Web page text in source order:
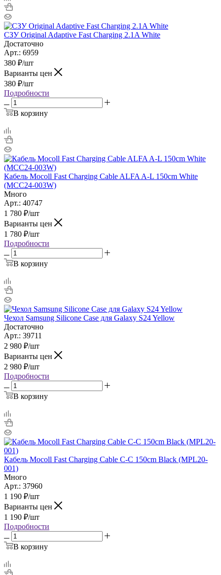
СЗУ Original Adaptive Fast Charging 2.1A White
Достаточно
Арт.: 6959
380 ₽/шт
Варианты цен
380 ₽/шт
Подробности
В корзину
Кабель Mocoll Fast Charging Cable ALFA A-L 150cm White
(MСС24-003W)
Много
Арт.: 40747
1 780 ₽/шт
Варианты цен
1 780 ₽/шт
Подробности
В корзину
Чехол Samsung Silicone Case для Galaxy S24 Yellow
Достаточно
Арт.: 39711
2 980 ₽/шт
Варианты цен
2 980 ₽/шт
Подробности
В корзину
Кабель Mocoll Fast Charging Cable С-C 150cm Black (MPL20-
001)
Много
Арт.: 37960
1 190 ₽/шт
Варианты цен
1 190 ₽/шт
Подробности
В корзину